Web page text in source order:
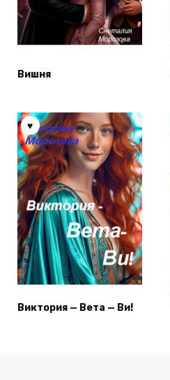
Вишня
Виктория — Вета — Ви!